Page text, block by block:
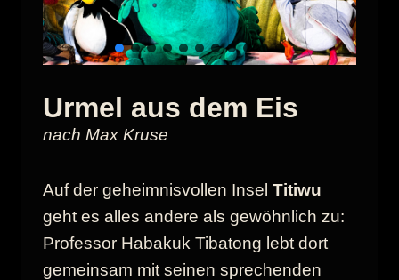
Urmel aus dem Eis
nach Max Kruse
Auf der geheimnisvollen Insel Titiwu
geht es alles andere als gewöhnlich zu:
Professor Habakuk Tibatong lebt dort
gemeinsam mit seinen sprechenden